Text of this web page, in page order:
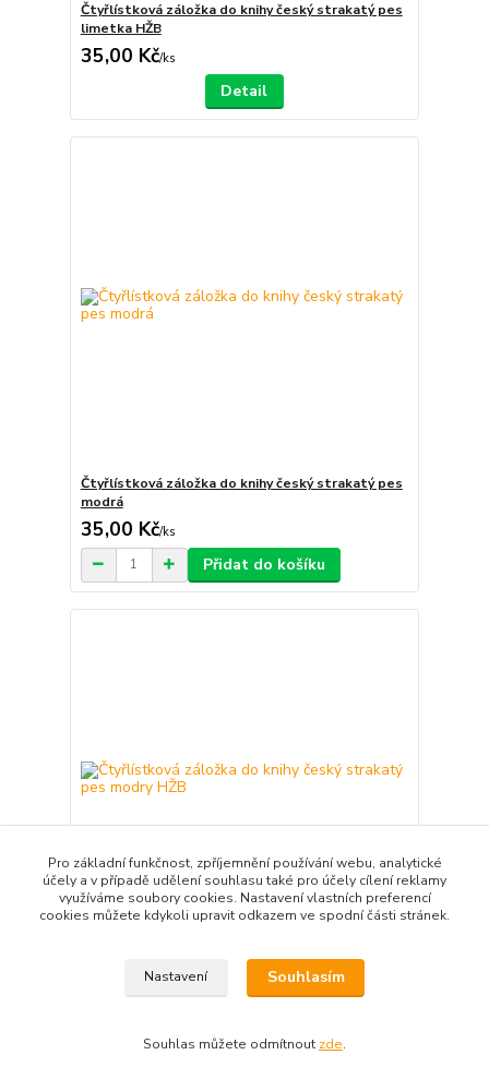
Čtyřlístková záložka do knihy český strakatý pes
limetka HŽB
35,00 Kč/ks
Detail
Čtyřlístková záložka do knihy český strakatý pes
modrá
35,00 Kč/ks
Přidat do košíku
Čtyřlístková záložka do knihy český strakatý pes
modry HŽB
35,00 Kč
Přidat do košíku
Pro základní funkčnost, zpříjemnění používání webu, analytické
účely a v případě udělení souhlasu také pro účely cílení reklamy
využíváme soubory cookies. Nastavení vlastních preferencí
cookies můžete kdykoli upravit odkazem ve spodní části stránek.
Nastavení Souhlasím
Souhlas můžete odmítnout zde.